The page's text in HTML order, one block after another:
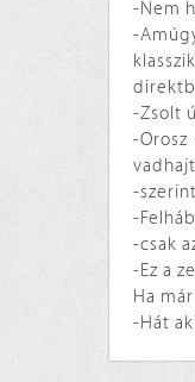
-Nem
-
-Zsolt
-
-
-
-csak
-Ez a
Ha
-Hát